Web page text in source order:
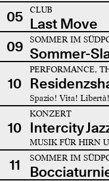
05 CLUB
Last Move
09
SOMMER IM
Sommer-
10
PERFORMANCE,
Spazio! Vita! Libertà!
10
KONZERT
Intercity
MUSIK FÜR HIRN
11 SOMMER IM